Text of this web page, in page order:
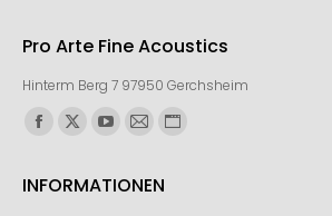
Pro Arte Fine Acoustics
Hinterm Berg 7 97950 Gerchsheim
Finden Sie uns auf:
INFORMATIONEN